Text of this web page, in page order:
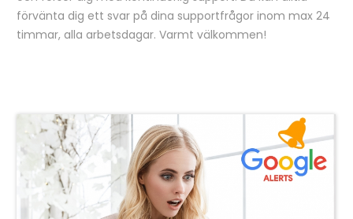
förvänta dig ett svar på dina supportfrågor inom max 24
timmar, alla arbetsdagar. Varmt välkommen!